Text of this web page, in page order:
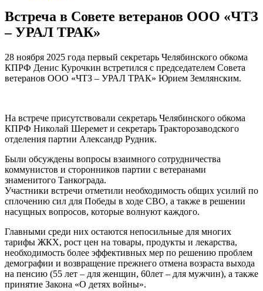
Встреча в Совете ветеранов ООО «ЧТЗ
– УРАЛ ТРАК»
28 ноября 2025 года первый секретарь Челябинского обкома
КПРФ Денис Курочкин встретился с председателем Совета
ветеранов ООО «ЧТЗ – УРАЛ ТРАК» Юрием Землянским.
На встрече присутствовали секретарь Челябинского обкома
КПРФ Николай Шеремет и секретарь Тракторозаводского
отделения партии Александр Рудник.
Были обсуждены вопросы взаимного сотрудничества
коммунистов и сторонников партии с ветеранами
знаменитого Танкограда.
Участники встречи отметили необходимость общих усилий по
сплочению сил для Победы в ходе СВО, а также в решении
насущных вопросов, которые волнуют каждого.
Главными среди них остаются непосильные для многих
тарифы ЖКХ, рост цен на товары, продукты и лекарства,
необходимость более эффективных мер по решению проблем
демографии и возвращение прежнего отмена возраста выхода
на пенсию (55 лет – для женщин, 60лет – для мужчин), а также
принятие Закона «О детях войны».